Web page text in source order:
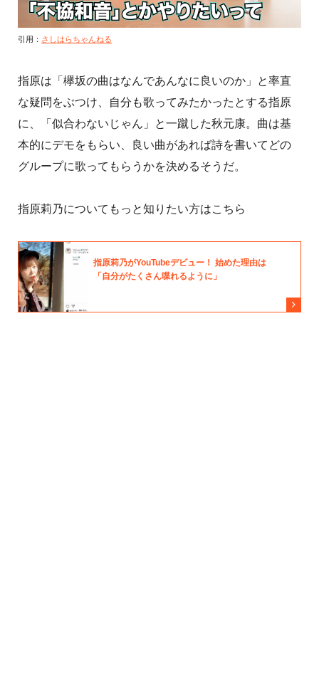
引用： さしはらちゃんねる
指原は「欅坂の曲はなんであんなに良いのか」と率直
な疑問をぶつけ、自分も歌ってみたかったとする指原
に、「似合わないじゃん」と一蹴した秋元康。曲は基
本的にデモをもらい、良い曲があれば詩を書いてどの
グループに歌ってもらうかを決めるそうだ。
指原莉乃についてもっと知りたい方はこちら